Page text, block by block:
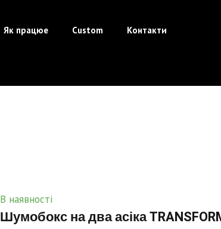
Як працюе Custom Контакти
В наявності
Шумобокс на два асіка